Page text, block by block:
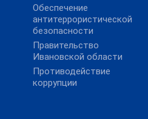
Обеспечение
антитеррористической
безопасности
Правительство
Ивановской области
Противодействие
коррупции